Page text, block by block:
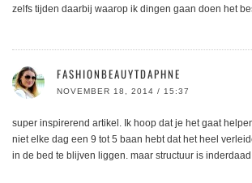
zelfs tijden daarbij waarop ik dingen gaan doen het
FASHIONBEAUYTDAPHNE
NOVEMBER 18, 2014 / 15:37
super inspirerend artikel. Ik hoop dat je het gaat
niet elke dag een 9 tot 5 baan hebt dat het heel
in de bed te blijven liggen. maar structuur is